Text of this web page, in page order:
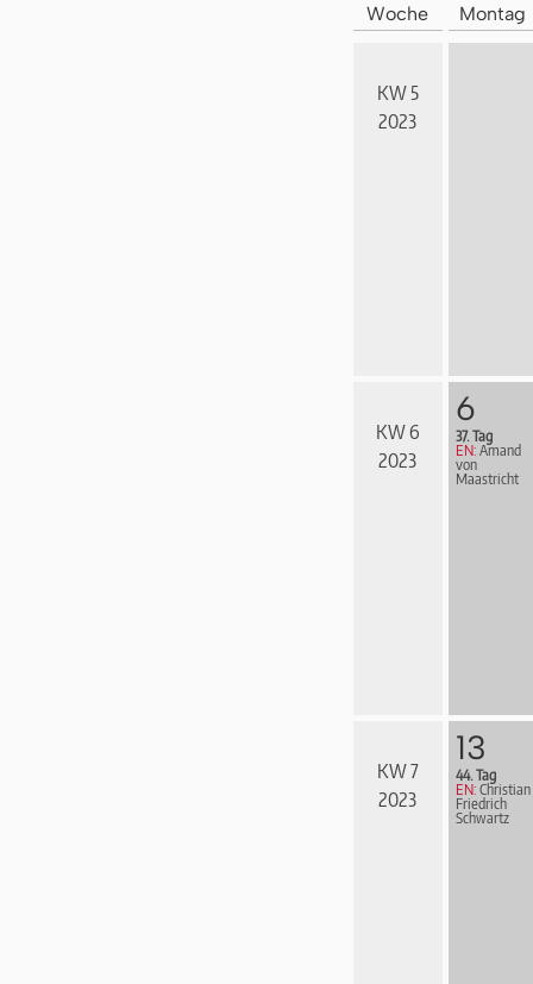
Woche Montag
KW 5
2023
KW 6
2023
6
37. Tag
EN: Amand
von
Maastricht
KW 7
2023
13
44. Tag
EN: Christian
Friedrich
Schwartz